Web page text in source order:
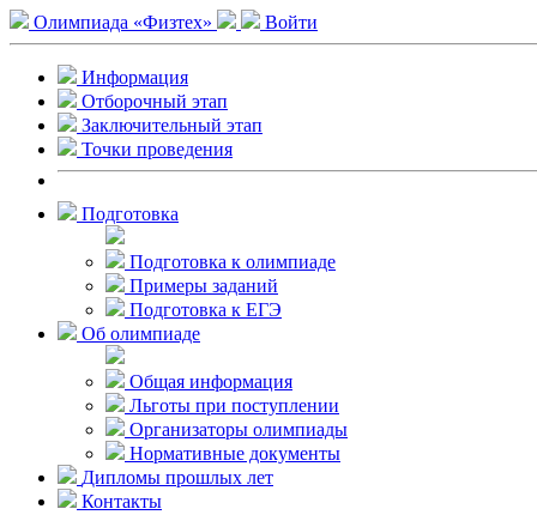
Олимпиада «Физтех» Войти
Информация
Отборочный этап
Заключительный этап
Точки проведения
Подготовка
Подготовка к олимпиаде
Примеры заданий
Подготовка к ЕГЭ
Об олимпиаде
Общая информация
Льготы при поступлении
Организаторы олимпиады
Нормативные документы
Дипломы прошлых лет
Контакты